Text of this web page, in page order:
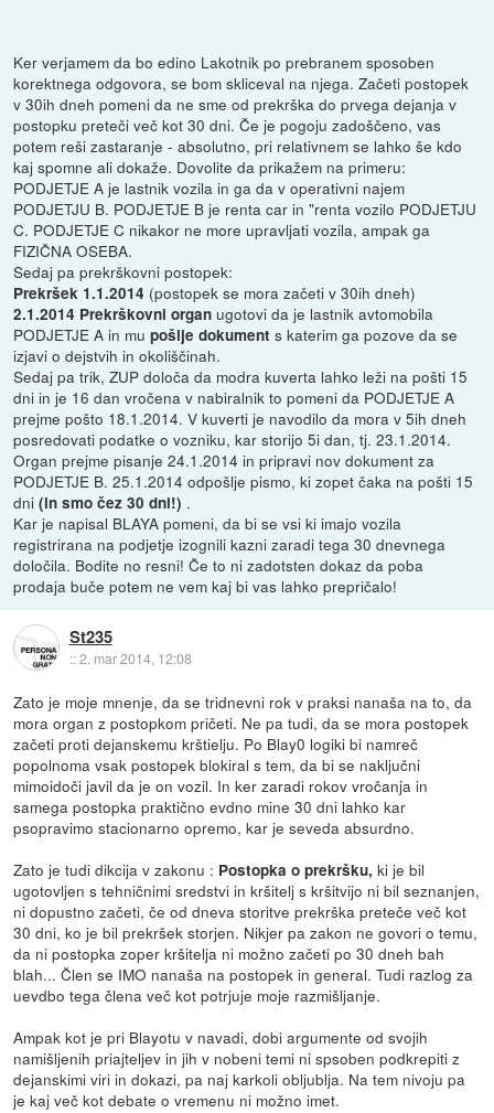
Ker verjamem da bo edino Lakotnik po prebranem sposoben
korektnega odgovora, se bom skliceval na njega. Začeti postopek
v 30ih dneh pomeni da ne sme od prekrška do prvega dejanja v
postopku preteči več kot 30 dni. Če je pogoju zadoščeno, vas
potem reši zastaranje - absolutno, pri relativnem se lahko še kdo
kaj spomne ali dokaže. Dovolite da prikažem na primeru:
PODJETJE A je lastnik vozila in ga da v operativni najem
PODJETJU B. PODJETJE B je renta car in "renta vozilo PODJETJU
C. PODJETJE C nikakor ne more upravljati vozila, ampak ga
FIZIČNA OSEBA.
Sedaj pa prekrškovni postopek:
Prekršek 1.1.2014 (postopek se mora začeti v 30ih dneh)
2.1.2014 Prekrškovni organugotovi da je lastnik avtomobila
PODJETJE A in mupošlje dokuments katerim ga pozove da se
izjavi o dejstvih in okoliščinah.
Sedaj pa trik, ZUP določa da modra kuverta lahko leži na pošti 15
dni in je 16 dan vročena v nabiralnik to pomeni da PODJETJE A
prejme pošto 18.1.2014. V kuverti je navodilo da mora v 5ih dneh
posredovati podatke o vozniku, kar storijo 5i dan, tj. 23.1.2014.
Organ prejme pisanje 24.1.2014 in pripravi nov dokument za
PODJETJE B. 25.1.2014 odpošlje pismo, ki zopet čaka na pošti 15
dni(in smo čez 30 dni!) .
Kar je napisal BLAYA pomeni, da bi se vsi ki imajo vozila
registrirana na podjetje izognili kazni zaradi tega 30 dnevnega
določila. Bodite no resni! Če to ni zadotsten dokaz da poba
prodaja buče potem ne vem kaj bi vas lahko prepričalo!
St235
::2. mar 2014, 12:08
Zato je moje mnenje, da se tridnevni rok v praksi nanaša na to, da
mora organ z postopkom pričeti. Ne pa tudi, da se mora postopek
začeti proti dejanskemu krštielju. Po Blay0 logiki bi namreč
popolnoma vsak postopek blokiral s tem, da bi se naključni
mimoidoči javil da je on vozil. In ker zaradi rokov vročanja in
samega postopka praktično evdno mine 30 dni lahko kar
psopravimo stacionarno opremo, kar je seveda absurdno.
Zato je tudi dikcija v zakonu : Postopka o prekršku, ki je bil
ugotovljen s tehničnimi sredstvi in kršitelj s kršitvijo ni bil seznanjen,
ni dopustno začeti, če od dneva storitve prekrška preteče več kot
30 dni, ko je bil prekršek storjen. Nikjer pa zakon ne govori o temu,
da ni postopka zoper kršitelja ni možno začeti po 30 dneh bah
blah... Člen se IMO nanaša na postopek in general. Tudi razlog za
uevdbo tega člena več kot potrjuje moje razmišljanje.
Ampak kot je pri Blayotu v navadi, dobi argumente od svojih
namišljenih priajteljev in jih v nobeni temi ni spsoben podkrepiti z
dejanskimi viri in dokazi, pa naj karkoli obljublja. Na tem nivoju pa
je kaj več kot debate o vremenu ni možno imet.